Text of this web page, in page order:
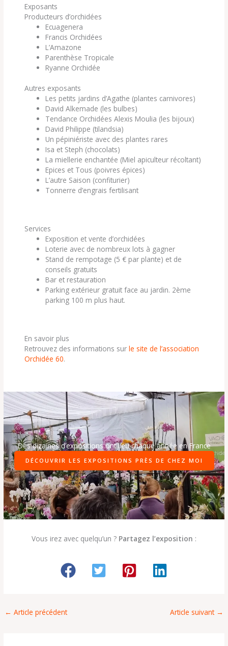
Exposants
Producteurs d’orchidées
Ecuagenera
Francis Orchidées
L’Amazone
Parenthèse Tropicale
Ryanne Orchidée
Autres exposants
Les petits jardins d’Agathe (plantes carnivores)
David Alkemade (les bulbes)
Tendance Orchidées Alexis Moulia (les bijoux)
David Philippe (tilandsia)
Un pépiniériste avec des plantes rares
Isa et Steph (chocolats)
La miellerie enchantée (Miel apiculteur récoltant)
Epices et Tous (poivres épices)
L’autre Saison (confiturier)
Tonnerre d’engrais fertilisant
Services
Exposition et vente d’orchidées
Loterie avec de nombreux lots à gagner
Stand de rempotage (5 € par plante) et de
conseils gratuits
Bar et restauration
Parking extérieur gratuit face au jardin. 2ème
parking 100 m plus haut.
En savoir plus
Retrouvez des informations surle site de l’association
Orchidée 60.
Des dizaines d’expositions ont lieu chaque année en France
DÉCOUVRIR LES EXPOSITIONS PRÈS DE CHEZ MOI
Vous irez avec quelqu’un ? Partagez l’exposition :
← Article précédent Article suivant →